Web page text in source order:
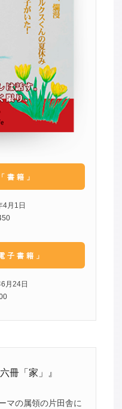
「書籍」
4月1日
子書籍」
月24日
冊「家」』
マの属領の片田舎に